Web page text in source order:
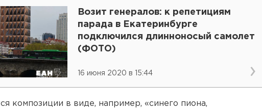
Возит генералов: к репетициям
парада в Екатеринбурге
подключился длинноносый самолет
(ФОТО)
16 июня 2020 в 15:44
композиции в виде, например, «синего пиона,